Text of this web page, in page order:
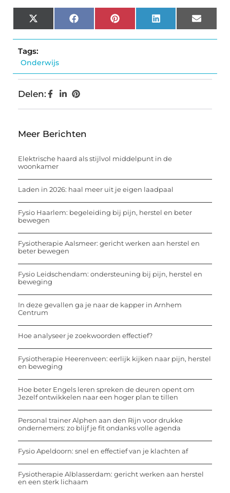
X
(Twitter)
FacebookPinterestLinkedIn Email
Tags:
Onderwijs
Delen:
Meer Berichten
Elektrische haard als stijlvol middelpunt in de
woonkamer
Laden in 2026: haal meer uit je eigen laadpaal
Fysio Haarlem: begeleiding bij pijn, herstel en beter
bewegen
Fysiotherapie Aalsmeer: gericht werken aan herstel en
beter bewegen
Fysio Leidschendam: ondersteuning bij pijn, herstel en
beweging
In deze gevallen ga je naar de kapper in Arnhem
Centrum
Hoe analyseer je zoekwoorden effectief?
Fysiotherapie Heerenveen: eerlijk kijken naar pijn, herstel
en beweging
Hoe beter Engels leren spreken de deuren opent om
Jezelf ontwikkelen naar een hoger plan te tillen
Personal trainer Alphen aan den Rijn voor drukke
ondernemers: zo blijf je fit ondanks volle agenda
Fysio Apeldoorn: snel en effectief van je klachten af
Fysiotherapie Alblasserdam: gericht werken aan herstel
en een sterk lichaam